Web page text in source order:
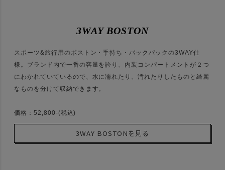
3WAY BOSTON
スポーツ&旅行用のボストン・手持ち・バックパックの3WAY仕
様。ブランド内で一番の容量を誇り、内装コンパートメントが２つ
にわかれていているので、水に濡れたり、汚れたりしたものと綺麗
なものを分けて収納できます。
価格：52,800-(税込)
3WAY BOSTONを見る